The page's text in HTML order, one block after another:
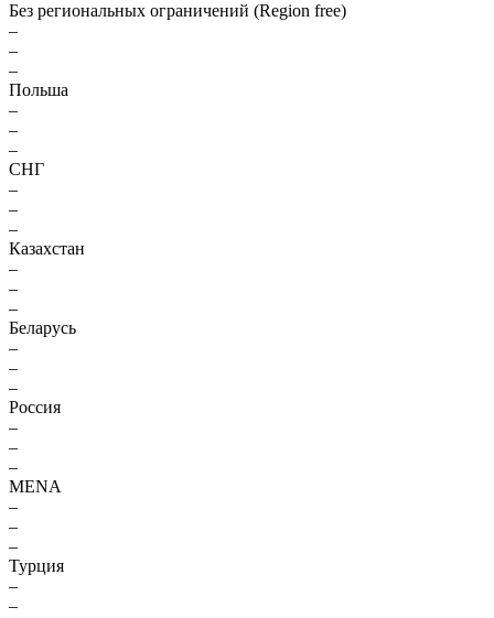
Без региональных ограничений (Region free)
–
–
–
Польша
–
–
–
СНГ
–
–
–
Казахстан
–
–
–
Беларусь
–
–
–
Россия
–
–
–
MENA
–
–
–
Турция
–
–